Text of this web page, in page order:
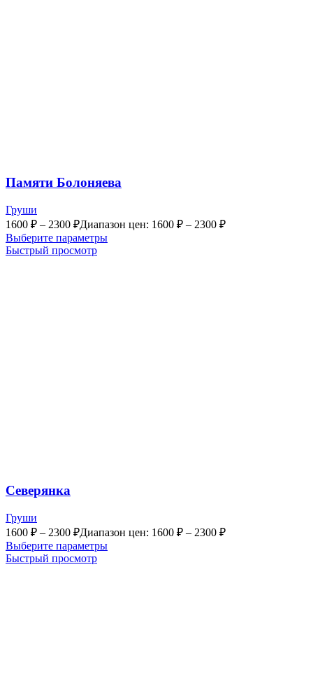
Памяти Болоняева
Груши
1600 ₽ – 2300 ₽Диапазон цен: 1600 ₽ – 2300 ₽
Выберите параметры
Быстрый просмотр
Северянка
Груши
1600 ₽ – 2300 ₽Диапазон цен: 1600 ₽ – 2300 ₽
Выберите параметры
Быстрый просмотр